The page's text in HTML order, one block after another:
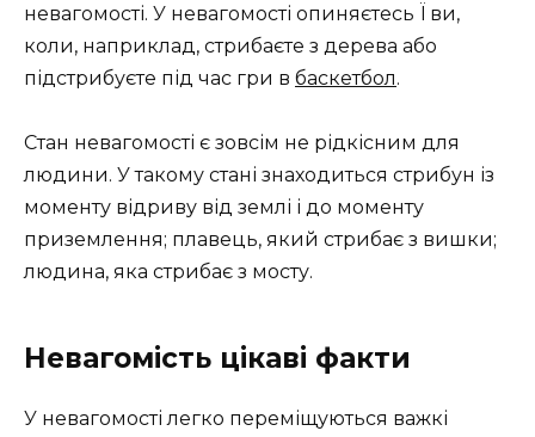
невагомості. У невагомості опиняєтесь Ї ви,
коли, наприклад, стрибаєте з дерева або
підстрибуєте під час гри в баскетбол.
Стан невагомості є зовсім не рідкісним для
людини. У такому стані знаходиться стрибун із
моменту відриву від землі і до моменту
приземлення; плавець, який стрибає з вишки;
людина, яка стрибає з мосту.
Невагомість цікаві факти
У невагомості легко переміщуються важкі